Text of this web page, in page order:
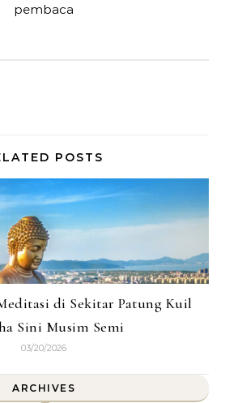
pembaca
POSTS
di Sekitar Patung Kuil
Sini Musim Semi
03/20/2026
ARCHIVES